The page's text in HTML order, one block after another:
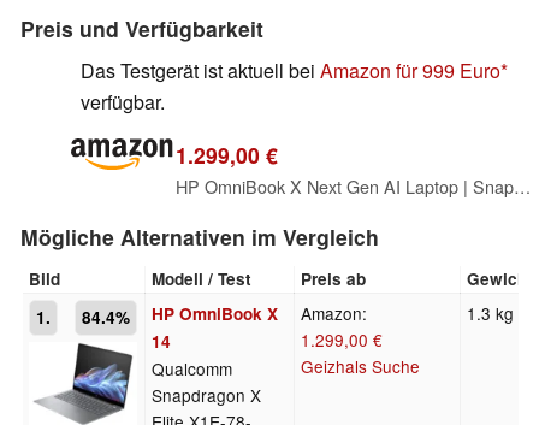
Preis und Verfügbarkeit
Das Testgerät ist aktuell bei Amazon für 999 Euro
verfügbar.
1.299,00 €
HP OmniBook X Next Gen AI Laptop | Snapdragon X Elite X1E-78-100 (12C) mit dedizierte NPU für KI | 45 NPU Tops | Copilot+ PC | 14" 2,2K Touchscreen | 16 GB RAM | 1TB SSD | Win11 | Silber
Mögliche Alternativen im Vergleich
Bild Modell / Test Preis ab
Gewicht
1.
84.4%
HP OmniBook X
14
Qualcomm
Snapdragon X
Amazon:
1.299,00 €
Geizhals Suche
1.3 kg